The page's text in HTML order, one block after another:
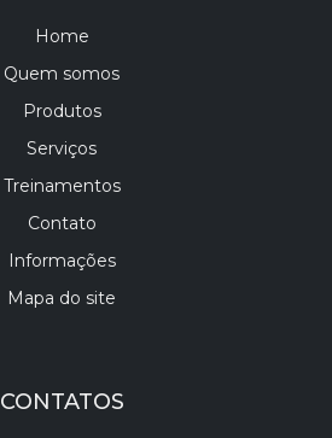
Home
Quem somos
Produtos
Serviços
Treinamentos
Contato
Informações
Mapa do site
CONTATOS